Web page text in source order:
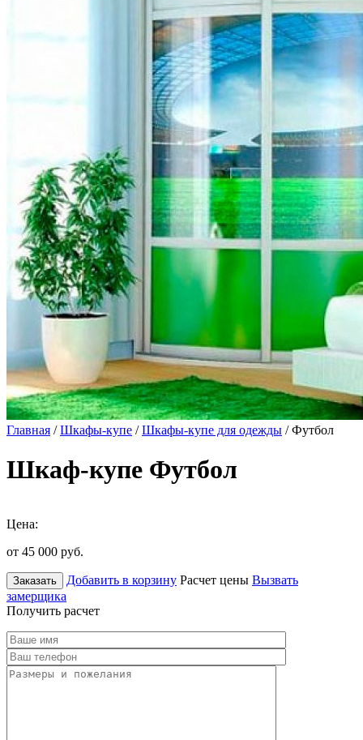
Главная /Шкафы-купе /Шкафы-купе для одежды / Футбол
Шкаф-купе Футбол
Цена:
от 45 000 руб.
Заказать Добавить в корзину Расчет цены Вызвать
замерщика
Получить расчет